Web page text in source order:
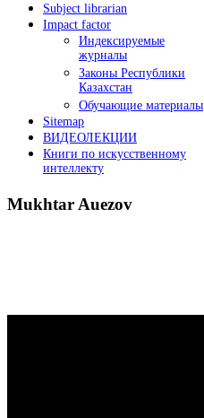
Subject librarian
Impact factor
Индексируемые
журналы
Законы Республики
Казахстан
Обучающие материалы
Sitemap
ВИДЕОЛЕКЦИИ
Книги по искусственному
интеллекту
Mukhtar Auezov